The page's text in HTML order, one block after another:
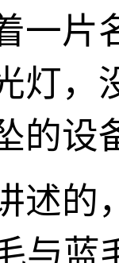
一片
灯，
的设
述的
与蓝